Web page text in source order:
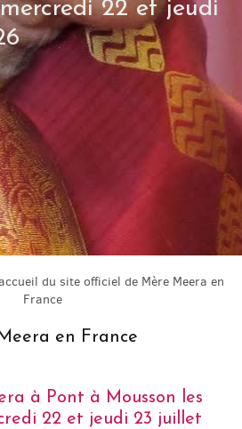
22 et jeudi
du site officiel de Mère Meera en
France
en France
à Pont à Mousson les
22 et jeudi 23 juillet